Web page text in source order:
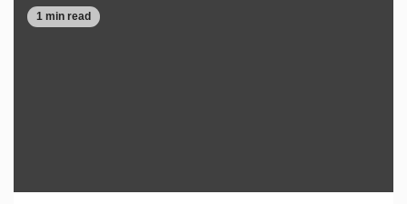
1 min read